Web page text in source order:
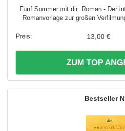
Fünf Sommer mit dir: Roman - Der
Romanvorlage zur großen
13,00 €
ZUM TOP